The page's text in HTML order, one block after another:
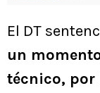
El DT
un
técnico, por